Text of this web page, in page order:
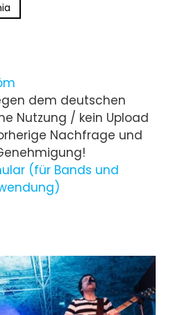
dem deutschen
Nutzung / kein Upload
Nachfrage und
(für Bands und